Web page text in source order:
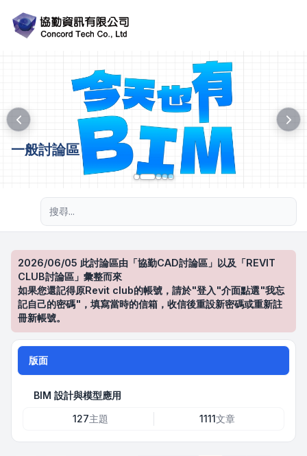
一般討論區
2026/06/05 此討論區由「協勤CAD討論區」以及「REVIT
CLUB討論區」彙整而來
如果您還記得原Revit club的帳號，請於"登入"介面點選"我忘
記自己的密碼"，填寫當時的信箱，收信後重設新密碼或重新註
冊新帳號。
版面
BIM 設計與模型應用
127主題 1111文章